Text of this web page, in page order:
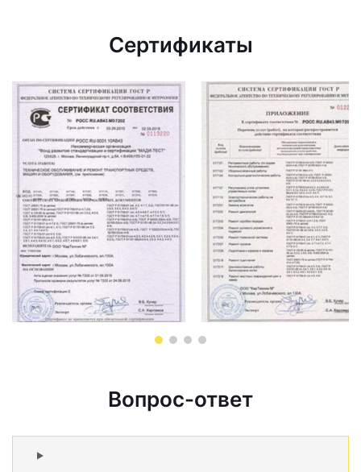
Сертификаты
Вопрос-ответ